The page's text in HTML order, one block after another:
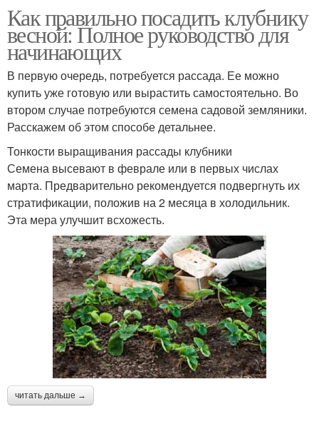
Как правильно посадить клубнику
весной: Полное руководство для
начинающих
В первую очередь, потребуется рассада. Ее можно
купить уже готовую или вырастить самостоятельно. Во
втором случае потребуются семена садовой земляники.
Расскажем об этом способе детальнее.
Тонкости выращивания рассады клубники
Семена высевают в феврале или в первых числах
марта. Предварительно рекомендуется подвергнуть их
стратификации, положив на 2 месяца в холодильник.
Эта мера улучшит всхожесть.
читать дальше →